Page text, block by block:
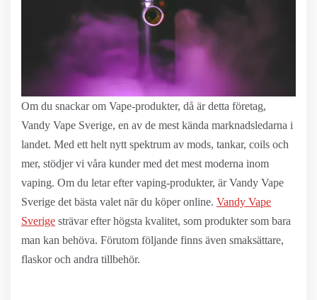
Om du snackar om Vape-produkter, då är detta företag,
Vandy Vape Sverige, en av de mest kända marknadsledarna i
landet. Med ett helt nytt spektrum av mods, tankar, coils och
mer, stödjer vi våra kunder med det mest moderna inom
vaping. Om du letar efter vaping-produkter, är Vandy Vape
Sverige det bästa valet när du köper online. Vandy Vape
Sverige strävar efter högsta kvalitet, som produkter som bara
man kan behöva. Förutom följande finns även smaksättare,
flaskor och andra tillbehör.